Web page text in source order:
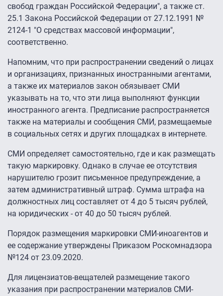
свобод граждан Российской Федерации", а также ст.
25.1 Закона Российской Федерации от 27.12.1991 №
2124-1 "О средствах массовой информации",
соответственно.
Напомним, что при распространении сведений о лицах
и организациях, признанных иностранными агентами,
а также их материалов закон обязывает СМИ
указывать на то, что эти лица выполняют функции
иностранного агента. Предписание распространяется
также на материалы и сообщения СМИ, размещаемые
в социальных сетях и других площадках в интернете.
СМИ определяет самостоятельно, где и как размещать
такую маркировку. Однако в случае ее отсутствия
нарушителю грозит письменное предупреждение, а
затем административный штраф. Сумма штрафа на
должностных лиц составляет от 4 до 5 тысяч рублей,
на юридических - от 40 до 50 тысяч рублей.
Порядок размещения маркировки СМИ-иноагентов и
ее содержание утверждены Приказом Роскомнадзора
№124 от 23.09.2020.
Для лицензиатов-вещателей размещение такого
указания при распространении материалов СМИ-